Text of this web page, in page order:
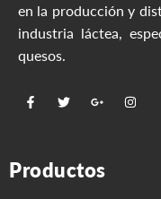
en la producción y
industria láctea,
quesos.
Productos